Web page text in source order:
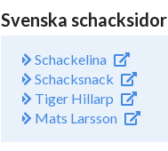
Svenska schacksidor
Schackelina
Schacksnack
Tiger Hillarp
Mats Larsson